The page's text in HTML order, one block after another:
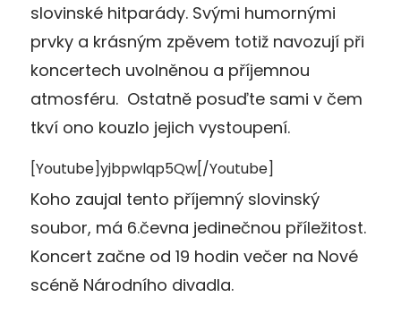
slovinské hitparády. Svými humornými
prvky a krásným zpěvem totiž navozují při
koncertech uvolněnou a příjemnou
atmosféru. Ostatně posuďte sami v čem
tkví ono kouzlo jejich vystoupení.
[Youtube]yjbpwlqp5Qw[/Youtube]
Koho zaujal tento příjemný slovinský
soubor, má 6.čevna jedinečnou příležitost.
Koncert začne od 19 hodin večer na Nové
scéně Národního divadla.